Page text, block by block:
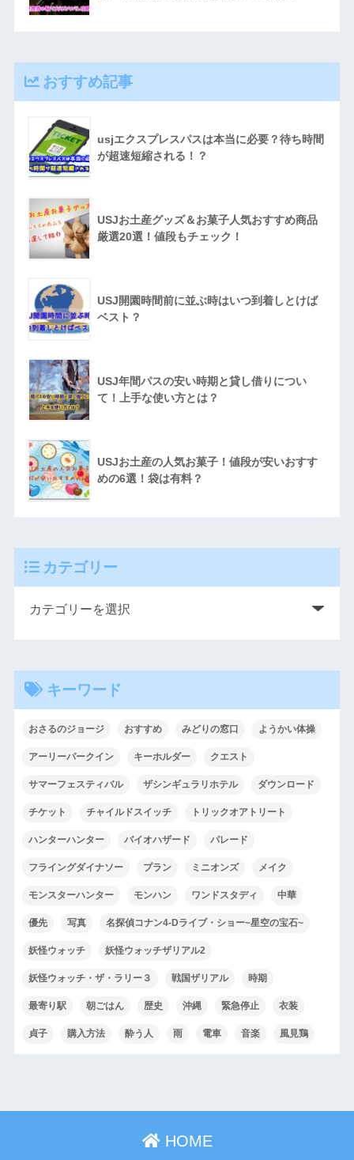
おすすめ記事
usjエクスプレスパスは本当に必要？待ち時間
が超速短縮される！？
USJお土産グッズ＆お菓子人気おすすめ商品
厳選20選！値段もチェック！
USJ開園時間前に並ぶ時はいつ到着しとけば
ベスト？
USJ年間パスの安い時期と貸し借りについ
て！上手な使い方とは？
USJお土産の人気お菓子！値段が安いおすす
めの6選！袋は有料？
カテゴリー
キーワード
おさるのジョージ おすすめ みどりの窓口 ようかい体操
アーリーパークイン キーホルダー クエスト
サマーフェスティバル ザシンギュラリホテル ダウンロード
チケット チャイルドスイッチ トリックオアトリート
ハンターハンター バイオハザード パレード
フライングダイナソー プラン ミニオンズ メイク
モンスターハンター モンハン ワンドスタディ 中華
優先 写真 名探偵コナン4-Dライブ・ショー~星空の宝石~
妖怪ウォッチ 妖怪ウォッチザリアル2
妖怪ウォッチ・ザ・ラリー３ 戦国ザリアル 時期
最寄り駅 朝ごはん 歴史 沖縄 緊急停止 衣装
貞子 購入方法 酔う人 雨 電車 音楽 風見鶏
HOME